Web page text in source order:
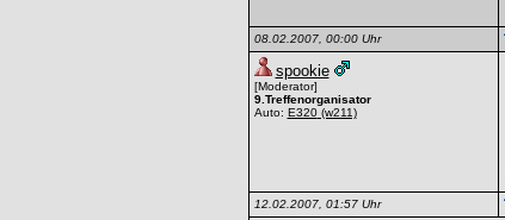
08.02.2007, 00:00 Uhr
spookie
[Moderator]
9.Treffenorganisator
Auto: E320(w211)
12.02.2007, 01:57 Uhr